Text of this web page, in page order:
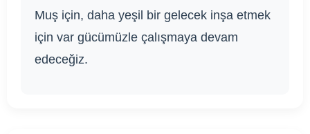
Muş için, daha yeşil bir gelecek inşa etmek
için var gücümüzle çalışmaya devam
edeceğiz.